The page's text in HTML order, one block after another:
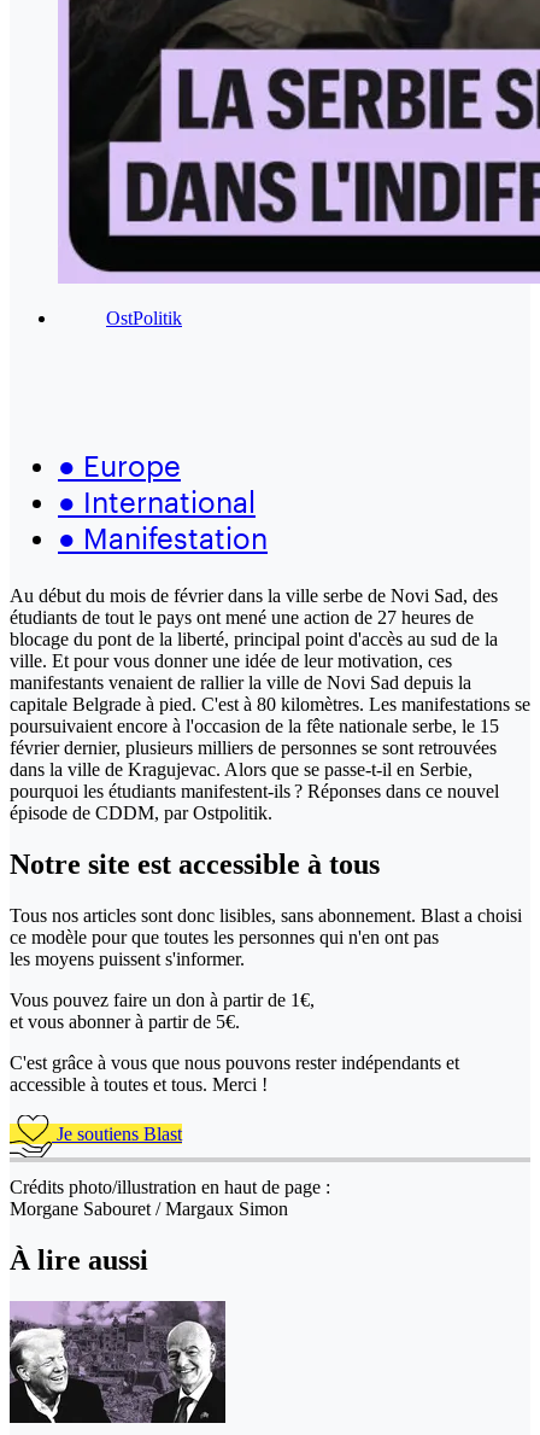
OstPolitik
● Europe
● International
● Manifestation
Au début du mois de février dans la ville serbe de Novi Sad, des
étudiants de tout le pays ont mené une action de 27 heures de
blocage du pont de la liberté, principal point d'accès au sud de la
ville. Et pour vous donner une idée de leur motivation, ces
manifestants venaient de rallier la ville de Novi Sad depuis la
capitale Belgrade à pied. C'est à 80 kilomètres. Les manifestations se
poursuivaient encore à l'occasion de la fête nationale serbe, le 15
février dernier, plusieurs milliers de personnes se sont retrouvées
dans la ville de Kragujevac. Alors que se passe-t-il en Serbie,
pourquoi les étudiants manifestent-ils ? Réponses dans ce nouvel
épisode de CDDM, par Ostpolitik.
Notre site est accessible à tous
Tous nos articles sont donc lisibles, sans abonnement. Blast a choisi
ce modèle pour que toutes les personnes qui n'en ont pas
les moyens puissent s'informer.
Vous pouvez faire un don à partir de 1€,
et vous abonner à partir de 5€.
C'est grâce à vous que nous pouvons rester indépendants et
accessible à toutes et tous. Merci !
Je soutiens Blast
Crédits photo/illustration en haut de page :
Morgane Sabouret / Margaux Simon
À lire aussi